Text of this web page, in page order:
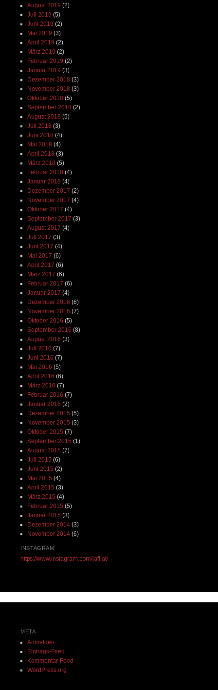
August 2019 (2)
Juli 2019 (5)
Juni 2019 (2)
Mai 2019 (3)
April 2019 (2)
März 2019 (2)
Februar 2019 (2)
Januar 2019 (3)
Dezember 2018 (3)
November 2018 (3)
Oktober 2018 (5)
September 2018 (2)
August 2018 (5)
Juli 2018 (3)
Juni 2018 (4)
Mai 2018 (4)
April 2018 (3)
März 2018 (5)
Februar 2018 (4)
Januar 2018 (4)
Dezember 2017 (2)
November 2017 (4)
Oktober 2017 (4)
September 2017 (3)
August 2017 (4)
Juli 2017 (3)
Juni 2017 (4)
Mai 2017 (6)
April 2017 (6)
März 2017 (6)
Februar 2017 (6)
Januar 2017 (4)
Dezember 2016 (6)
November 2016 (7)
Oktober 2016 (5)
September 2016 (8)
August 2016 (3)
Juli 2016 (7)
Juni 2016 (7)
Mai 2016 (5)
April 2016 (6)
März 2016 (7)
Februar 2016 (7)
Januar 2016 (2)
Dezember 2015 (5)
November 2015 (3)
Oktober 2015 (7)
September 2015 (1)
August 2015 (7)
Juli 2015 (6)
Juni 2015 (2)
Mai 2015 (4)
April 2015 (3)
März 2015 (4)
Februar 2015 (5)
Januar 2015 (3)
Dezember 2014(3)
November 2014(6)
INSTAGRAM
https://www.instagram.com/jafi.at/
META
Anmelden
Eintrags-Feed
Kommentar-Feed
WordPress.org